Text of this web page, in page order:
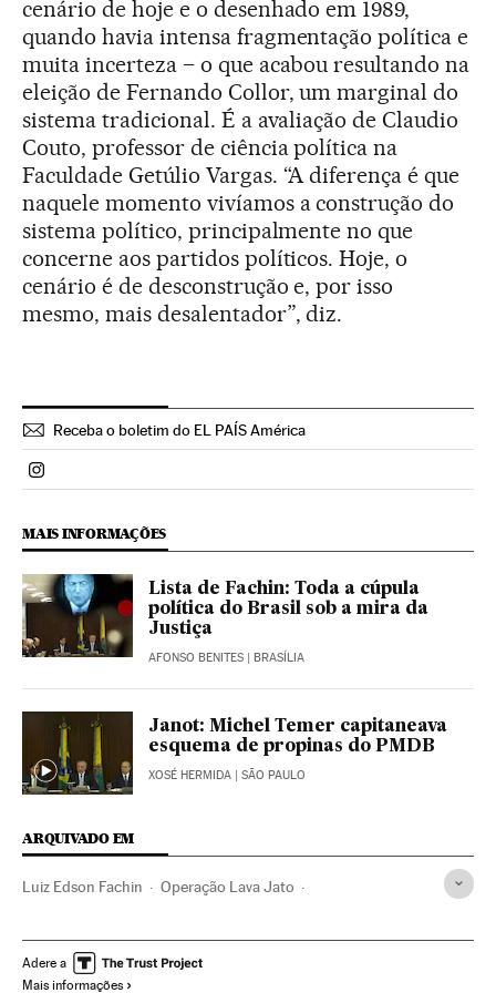
cenário de hoje e o desenhado em 1989,
quando havia intensa fragmentação política e
muita incerteza – o que acabou resultando na
eleição de Fernando Collor, um marginal do
sistema tradicional. É a avaliação de Claudio
Couto, professor de ciência política na
Faculdade Getúlio Vargas. “A diferença é que
naquele momento vivíamos a construção do
sistema político, principalmente no que
concerne aos partidos políticos. Hoje, o
cenário é de desconstrução e, por isso
mesmo, mais desalentador”, diz.
Receba o boletim do EL PAÍS América
Politica El País Brasil en Instagram
MAIS INFORMAÇÕES
Lista de Fachin: Toda a cúpula
política do Brasil sob a mira da
Justiça
AFONSO BENITES | BRASÍLIA
Janot: Michel Temer capitaneava
esquema de propinas do PMDB
XOSÉ HERMIDA | SÃO PAULO
ARQUIVADO EM
Luiz Edson Fachin Operação Lava Jato
Luiz Inácio Lula da Silva Ciro Gomes
Adere a
Mais informações